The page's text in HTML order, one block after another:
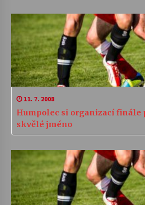
11. 7. 2008
Humpolec si organizací finále
skvělé jméno